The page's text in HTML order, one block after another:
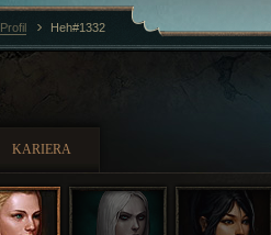
KARIERA
Profil Heh#1332